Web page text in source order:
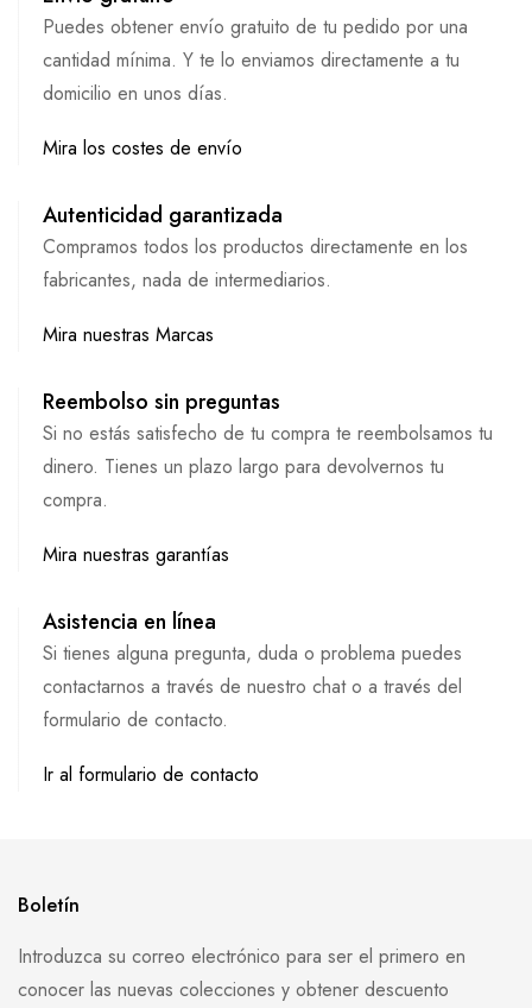
Puedes obtener envío gratuito de tu pedido por una
cantidad mínima. Y te lo enviamos directamente a tu
domicilio en unos días.
Mira los costes de envío
Autenticidad garantizada
Compramos todos los productos directamente en los
fabricantes, nada de intermediarios.
Mira nuestras Marcas
Reembolso sin preguntas
Si no estás satisfecho de tu compra te reembolsamos tu
dinero. Tienes un plazo largo para devolvernos tu
compra.
Mira nuestras garantías
Asistencia en línea
Si tienes alguna pregunta, duda o problema puedes
contactarnos a través de nuestro chat o a través del
formulario de contacto.
Ir al formulario de contacto
Boletín
Introduzca su correo electrónico para ser el primero en
conocer las nuevas colecciones y obtener descuento